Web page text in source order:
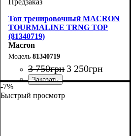
Топ тренировочный MACRON
TOURMALINE TRNG TOP
(81340719)
Macron
81340719
3 750грн 3 250грн
Пол
Производитель
Цвет
-7%
Быстрый просмотр